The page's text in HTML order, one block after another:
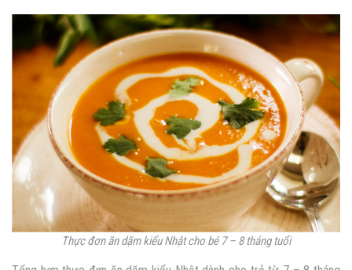
Thực đơn ăn dặm kiểu Nhật cho bé 7 – 8 tháng tuổi